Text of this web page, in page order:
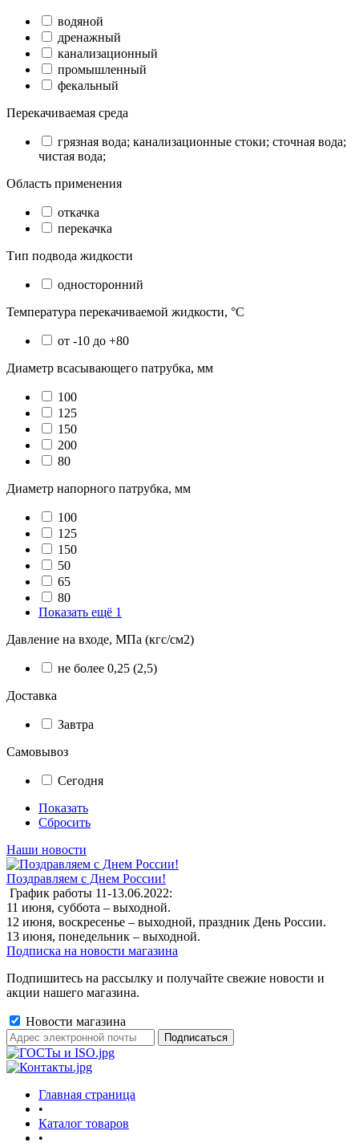
водяной
дренажный
канализационный
промышленный
фекальный
Перекачиваемая среда
грязная вода; канализационные стоки; сточная вода;
чистая вода;
Область применения
откачка
перекачка
Тип подвода жидкости
односторонний
Температура перекачиваемой жидкости, °C
от -10 до +80
Диаметр всасывающего патрубка, мм
100
125
150
200
80
Диаметр напорного патрубка, мм
100
125
150
50
65
80
Показать ещё 1
Давление на входе, МПа (кгс/см2)
не более 0,25 (2,5)
Доставка
Завтра
Самовывоз
Сегодня
Показать
Сбросить
Наши новости
Поздравляем с Днем России!
График работы 11-13.06.2022:
11 июня, суббота – выходной.
12 июня, воскресенье – выходной, праздник День России.
13 июня, понедельник – выходной.
Подписка на новости магазина
Подпишитесь на рассылку и получайте свежие новости и
акции нашего магазина.
Новости магазина
Главная страница
•
Каталог товаров
•